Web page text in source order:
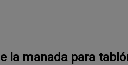
la manada para